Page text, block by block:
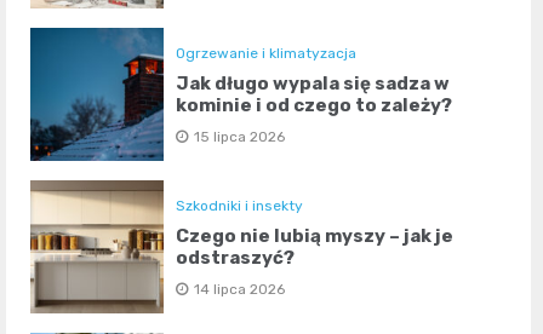
Ogrzewanie i klimatyzacja
Jak długo wypala się sadza w
kominie i od czego to zależy?
15 lipca 2026
Szkodniki i insekty
Czego nie lubią myszy – jak je
odstraszyć?
14 lipca 2026